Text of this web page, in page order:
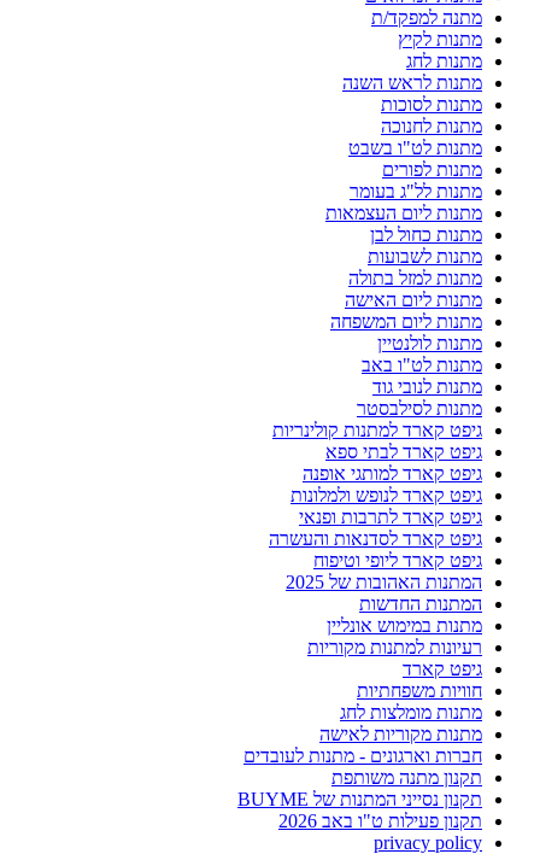
מתנה למפקד/ת
מתנות לקיץ
מתנות לחג
מתנות לראש השנה
מתנות לסוכות
מתנות לחנוכה
מתנות לט"ו בשבט
מתנות לפורים
מתנות לל"ג בעומר
מתנות ליום העצמאות
מתנות כחול לבן
מתנות לשבועות
מתנות למזל בתולה
מתנות ליום האישה
מתנות ליום המשפחה
מתנות לולנטיין
מתנות לט"ו באב
מתנות לנובי גוד
מתנות לסילבסטר
גיפט קארד למתנות קולינריות
גיפט קארד לבתי ספא
גיפט קארד למותגי אופנה
גיפט קארד לנופש ולמלונות
גיפט קארד לתרבות ופנאי
גיפט קארד לסדנאות והעשרה
גיפט קארד ליופי וטיפוח
המתנות האהובות של 2025
המתנות החדשות
מתנות במימוש אונליין
רעיונות למתנות מקוריות
גיפט קארד
חוויות משפחתיות
מתנות מומלצות לחג
מתנות מקוריות לאישה
חברות וארגונים - מתנות לעובדים
תקנון מתנה משותפת
תקנון נסייני המתנות של BUYME
תקנון פעילות ט"ו באב 2026
privacy policy